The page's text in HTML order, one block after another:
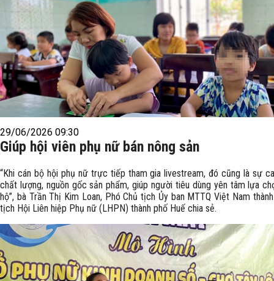
29/06/2026 09:30
Giúp hội viên phụ nữ bán nông sản
“Khi cán bộ hội phụ nữ trực tiếp tham gia livestream, đó cũng là sự
chất lượng, nguồn gốc sản phẩm, giúp người tiêu dùng yên tâm lựa
hộ”, bà Trần Thị Kim Loan, Phó Chủ tịch Ủy ban MTTQ Việt Nam
tịch Hội Liên hiệp Phụ nữ (LHPN) thành phố Huế chia sẻ.